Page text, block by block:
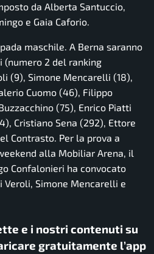
da Alberta Santuccio,
e Gaia Caforio.
maschile. A Berna saranno
(numero 2 del ranking
(9), Simone Mencarelli (18),
Cuomo (46), Filippo
(75), Enrico Piatti
Cristiano Sena (292), Ettore
Contrasto. Per la prova a
alla Mobiliar Arena, il
Confalonieri ha convocato
Veroli, Simone Mencarelli e
e i nostri contenuti su
gratuitamente l’app